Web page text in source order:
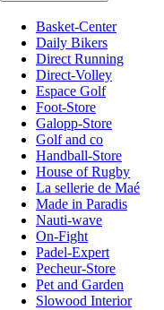
Basket-Center
Daily Bikers
Direct Running
Direct-Volley
Espace Golf
Foot-Store
Galopp-Store
Golf and co
Handball-Store
House of Rugby
La sellerie de Maé
Made in Paradis
Nauti-wave
On-Fight
Padel-Expert
Pecheur-Store
Pet and Garden
Slowood Interior